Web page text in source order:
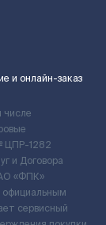
и онлайн-заказ
ЦПР-1282
и Договора
«ФПК»
сервисный